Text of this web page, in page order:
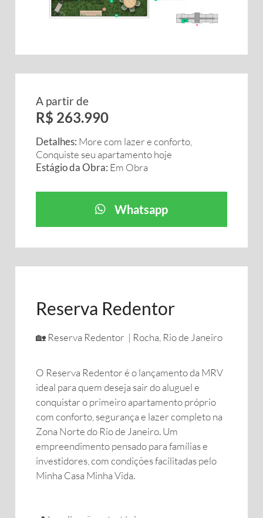
A partir de
R$ 263.990
Detalhes: More com lazer e conforto,
Conquiste seu apartamento hoje
Estágio da Obra: Em Obra
Whatsapp
Reserva Redentor
🏡 Reserva Redentor | Rocha, Rio de Janeiro
O Reserva Redentor é o lançamento da MRV
ideal para quem deseja sair do aluguel e
conquistar o primeiro apartamento próprio
com conforto, segurança e lazer completo na
Zona Norte do Rio de Janeiro. Um
empreendimento pensado para famílias e
investidores, com condições facilitadas pelo
Minha Casa Minha Vida.